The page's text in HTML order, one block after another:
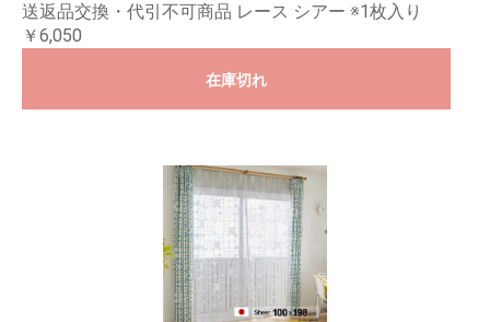
送返品交換・代引不可商品 レース シアー ※1枚入り
￥6,050
在庫切れ